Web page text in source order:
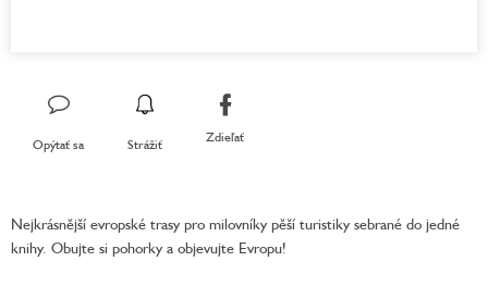
Opýtať sa Strážiť Zdieľať
Nejkrásnější evropské trasy pro milovníky pěší turistiky sebrané do jedné
knihy. Obujte si pohorky a objevujte Evropu!